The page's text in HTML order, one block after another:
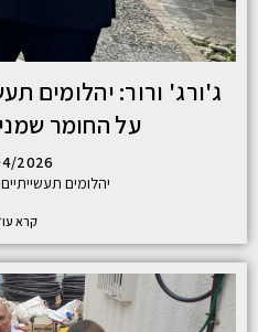
ג'ורג' ורור: יהלומים
על החומר
2026
יהלומים
קרא